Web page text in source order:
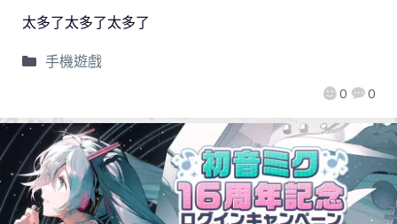
0 0
太多了太多了太多了
手機遊戲